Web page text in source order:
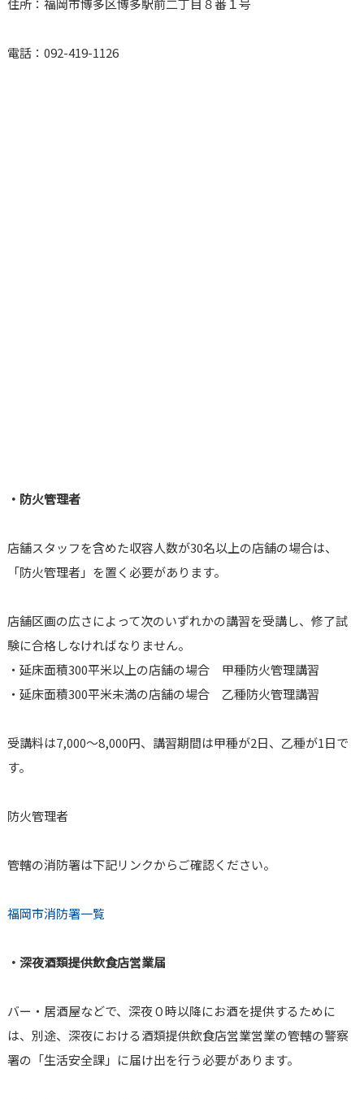
住所：福岡市博多区博多駅前二丁目８番１号
電話：092-419-1126
・防火管理者
店舗スタッフを含めた収容人数が30名以上の店舗の場合は、
「防火管理者」を置く必要があります。
店舗区画の広さによって次のいずれかの講習を受講し、修了試
験に合格しなければなりません。
・延床面積300平米以上の店舗の場合 甲種防火管理講習
・延床面積300平米未満の店舗の場合 乙種防火管理講習
受講料は7,000～8,000円、講習期間は甲種が2日、乙種が1日で
す。
防火管理者
管轄の消防署は下記リンクからご確認ください。
福岡市消防署一覧
・深夜酒類提供飲食店営業届
バー・居酒屋などで、深夜０時以降にお酒を提供するために
は、別途、深夜における酒類提供飲食店営業営業の管轄の警察
署の「生活安全課」に届け出を行う必要があります。